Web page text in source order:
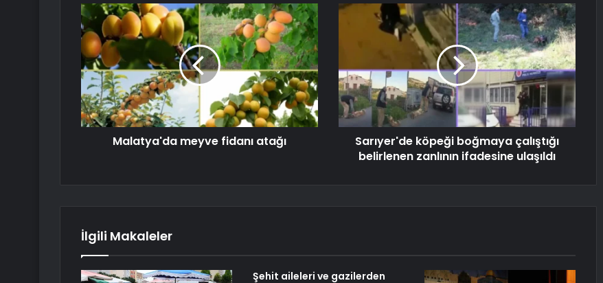
Malatya'da meyve fidanı atağı
Sarıyer'de köpeği boğmaya çalıştığı
belirlenen zanlının ifadesine ulaşıldı
İlgili Makaleler
Şehit aileleri ve gazilerden